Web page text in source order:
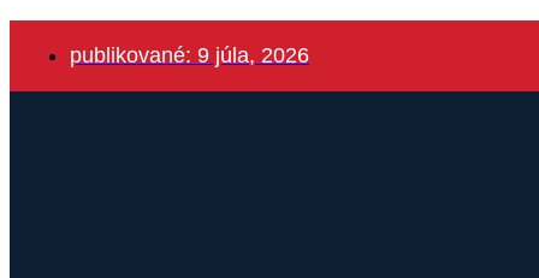
publikované: 9 júla, 2026